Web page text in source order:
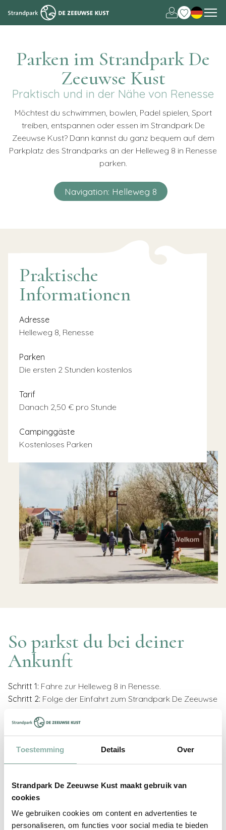
Toestemming Details Over
Strandpark De Zeeuwse Kust maakt gebruik van
cookies
We gebruiken cookies om content en advertenties te
personaliseren, om functies voor social media te bieden
English
Parken im Strandpark De
Zeeuwse Kust
Praktisch und in der Nähe von Renesse
Möchtest du schwimmen, bowlen, Padel spielen, Sport
treiben, entspannen oder essen im Strandpark De
Zeeuwse Kust? Dann kannst du ganz bequem auf dem
Parkplatz des Strandparks an der Helleweg 8 in Renesse
parken.
Navigation: Helleweg 8
Praktische
Informationen
Adresse
Helleweg 8, Renesse
Parken
Die ersten 2 Stunden kostenlos
Tarif
Danach 2,50 € pro Stunde
Campinggäste
Kostenloses Parken
So parkst du bei deiner
Ankunft
Schritt 1: Fahre zur Helleweg 8 in Renesse.
Schritt 2: Folge der Einfahrt zum Strandpark De Zeeuwse
Schritt 3:Biege an den ersten Schranken links ab.
Schritt 4:Parke auf dem Besucherparkplatz.